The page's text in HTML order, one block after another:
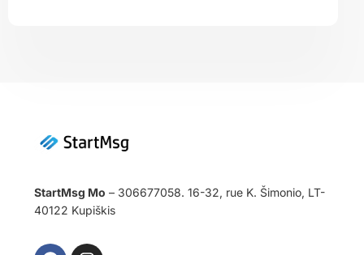
StartMsg Mo – 306677058. 16-32, rue K. Šimonio, LT-
40122 Kupiškis